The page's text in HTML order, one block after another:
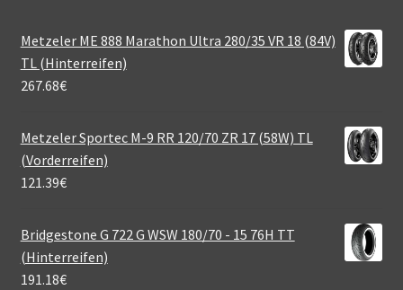
Metzeler ME 888 Marathon Ultra 280/35 VR 18 (84V)
TL (Hinterreifen)
267.68€
Metzeler Sportec M-9 RR 120/70 ZR 17 (58W) TL
(Vorderreifen)
121.39€
Bridgestone G 722 G WSW 180/70 - 15 76H TT
(Hinterreifen)
191.18€